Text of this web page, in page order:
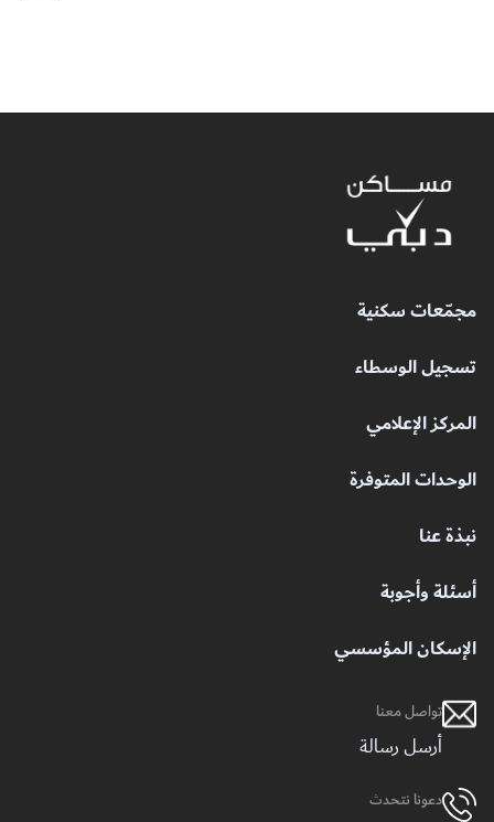
مجمّعات سكنية
تسجيل الوسطاء
المركز الإعلامي
الوحدات المتوفرة
نبذة عنا
أسئلة وأجوبة
الإسكان المؤسسي
تواصل معنا
أرسل رسالة
دعونا نتحدث